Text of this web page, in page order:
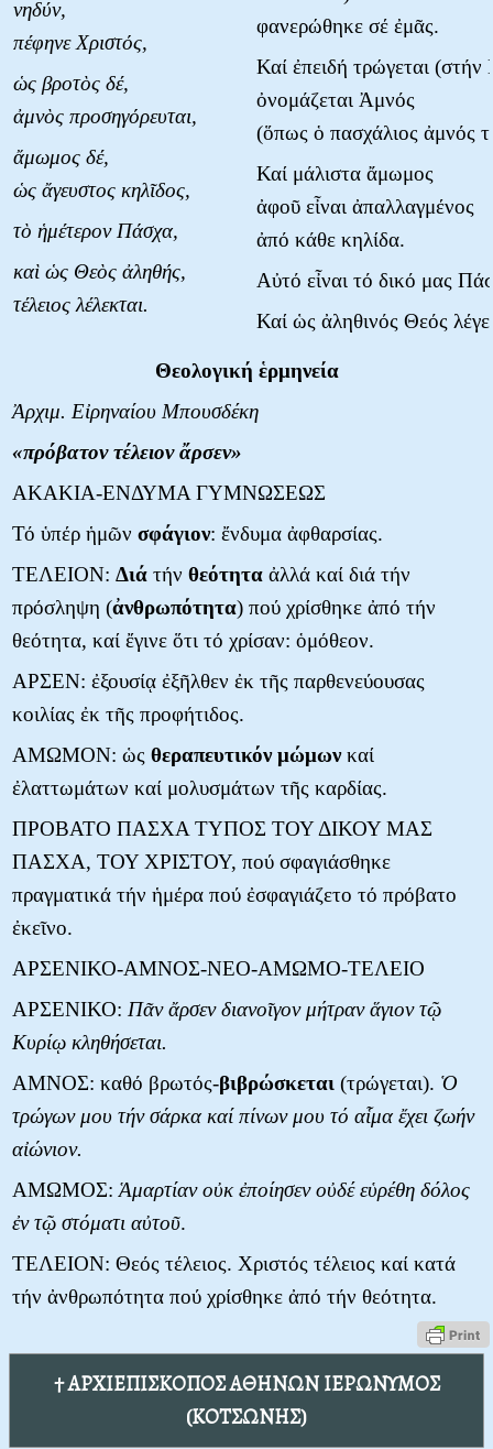
νηδύν,
πέφηνε Χριστός,
ὡς βροτὸς δέ,
ἀμνὸς προσηγόρευται,
ἄμωμος δέ,
ὡς ἄγευστος κηλῖδος,
τὸ ἡμέτερον Πάσχα,
καὶ ὡς Θεὸς ἀληθής,
τέλειος λέλεκται.
φανερώθηκε σέ ἐμᾶς.
Καί ἐπειδή τρώγεται (στήν
ὀνομάζεται Ἀμνός
(ὅπως ὁ πασχάλιος ἀμνός
Καί μάλιστα ἄμωμος
ἀφοῦ εἶναι ἀπαλλαγμένος
ἀπό κάθε κηλίδα.
Αὐτό εἶναι τό δικό μας
Καί ὡς ἀληθινός Θεός
Θεολογική ἑρμηνεία
Ἀρχιμ. Εἰρηναίου Μπουσδέκη
«πρόβατον τέλειον ἄρσεν»
ΑΚΑΚΙΑ-ΕΝΔΥΜΑ ΓΥΜΝΩΣΕΩΣ
Τό ὑπέρ ἡμῶν σφάγιον: ἔνδυμα ἀφθαρσίας.
ΤΕΛΕΙΟΝ: Διά τήν θεότητα ἀλλά καί διά τήν
πρόσληψη (ἀνθρωπότητα) πού χρίσθηκε ἀπό τήν
θεότητα, καί ἔγινε ὅτι τό χρίσαν: ὁμόθεον.
ΑΡΣΕΝ: ἐξουσίᾳ ἐξῆλθεν ἐκ τῆς παρθενεύουσας
κοιλίας ἐκ τῆς προφήτιδος.
ΑΜΩΜΟΝ: ὡς θεραπευτικόν μώμωνκαί
ἐλαττωμάτων καί μολυσμάτων τῆς καρδίας.
ΠΡΟΒΑΤΟ ΠΑΣΧΑ ΤΥΠΟΣ ΤΟΥ ΔΙΚΟΥ ΜΑΣ
ΠΑΣΧΑ, ΤΟΥ ΧΡΙΣΤΟΥ, πού σφαγιάσθηκε
πραγματικά τήν ἡμέρα πού ἐσφαγιάζετο τό πρόβατο
ἐκεῖνο.
ΑΡΣΕΝΙΚΟ-ΑΜΝΟΣ-ΝΕΟ-ΑΜΩΜΟ-ΤΕΛΕΙΟ
ΑΡΣΕΝΙΚΟ: Πᾶν ἄρσεν διανοῖγον μήτραν ἅγιον τῷ
Κυρίῳ κληθήσεται.
ΑΜΝΟΣ: καθό βρωτός-βιβρώσκεται (τρώγεται). Ὁ
τρώγων μου τήν σάρκα καί πίνων μου τό αἷμα ἔχει ζωήν
αἰώνιον.
ΑΜΩΜΟΣ:Ἁμαρτίαν οὐκ ἐποίησεν οὐδέ εὑρέθη δόλος
ἐν τῷ στόματι αὐτοῦ.
ΤΕΛΕΙΟΝ: Θεός τέλειος. Χριστός τέλειος καί κατά
τήν ἀνθρωπότητα πού χρίσθηκε ἀπό τήν θεότητα.
† ΑΡΧΙΕΠΙΣΚΟΠΟΣ ΑΘΗΝΩΝ ΙΕΡΩΝΥΜΟΣ
(ΚΟΤΣΩΝΗΣ)